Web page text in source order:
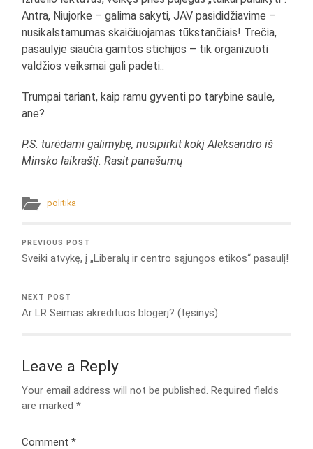
Antra, Niujorke – galima sakyti, JAV pasididžiavime –
nusikalstamumas skaičiuojamas tūkstančiais! Trečia,
pasaulyje siaučia gamtos stichijos – tik organizuoti
valdžios veiksmai gali padėti..
Trumpai tariant, kaip ramu gyventi po tarybine saule,
ane?
P.S. turėdami galimybę, nusipirkit kokį Aleksandro iš
Minsko laikraštį. Rasit panašumų
politika
PREVIOUS POST
Sveiki atvykę, į „Liberalų ir centro sąjungos etikos“ pasaulį!
NEXT POST
Ar LR Seimas akredituos blogerį? (tęsinys)
Leave a Reply
Your email address will not be published. Required fields
are marked*
Comment*